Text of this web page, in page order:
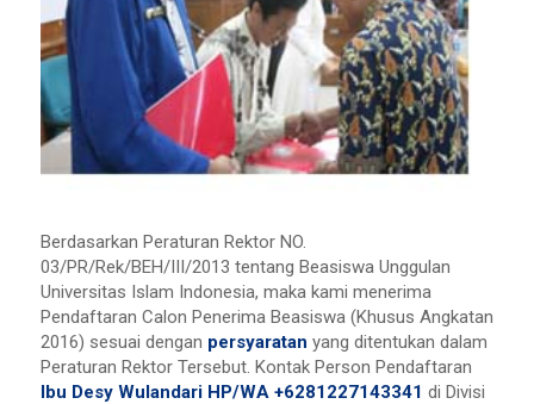
Berdasarkan Peraturan Rektor NO.
03/PR/Rek/BEH/III/2013 tentang Beasiswa Unggulan
Universitas Islam Indonesia, maka kami menerima
Pendaftaran Calon Penerima Beasiswa (Khusus Angkatan
2016) sesuai dengan persyaratan yang ditentukan dalam
Peraturan Rektor Tersebut. Kontak Person Pendaftaran
Ibu Desy Wulandari HP/WA +6281227143341 di Divisi